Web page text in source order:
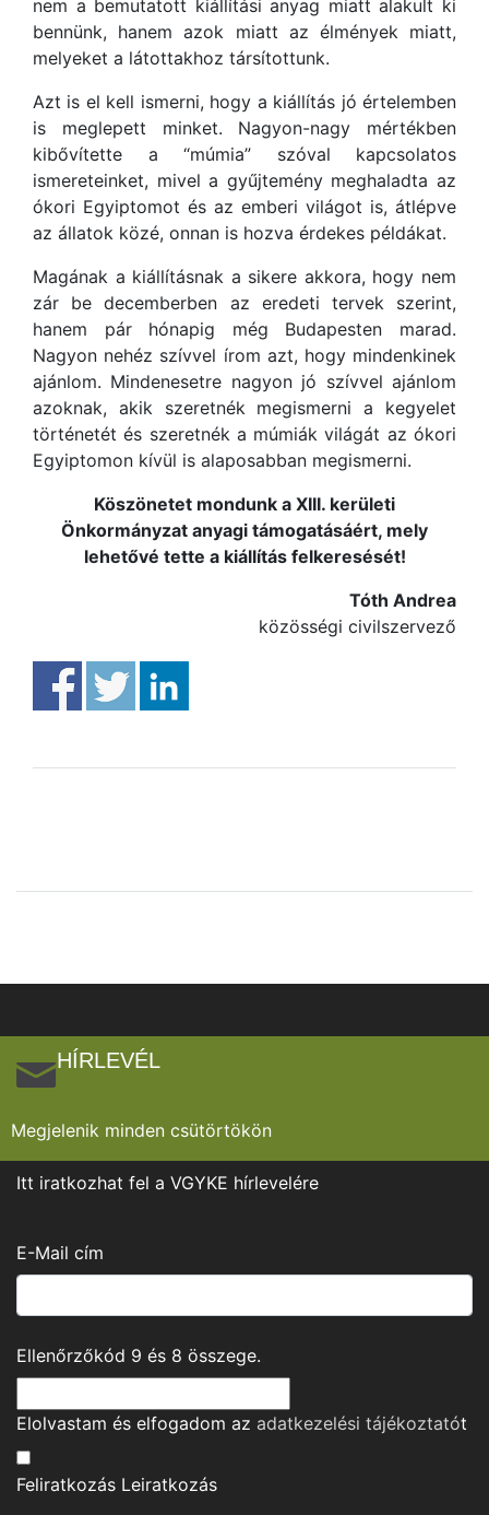
nem a bemutatott kiállítási anyag miatt alakult ki
bennünk, hanem azok miatt az élmények miatt,
melyeket a látottakhoz társítottunk.
Azt is el kell ismerni, hogy a kiállítás jó értelemben
is meglepett minket. Nagyon-nagy mértékben
kibővítette a “múmia” szóval kapcsolatos
ismereteinket, mivel a gyűjtemény meghaladta az
ókori Egyiptomot és az emberi világot is, átlépve
az állatok közé, onnan is hozva érdekes példákat.
Magának a kiállításnak a sikere akkora, hogy nem
zár be decemberben az eredeti tervek szerint,
hanem pár hónapig még Budapesten marad.
Nagyon nehéz szívvel írom azt, hogy mindenkinek
ajánlom. Mindenesetre nagyon jó szívvel ajánlom
azoknak, akik szeretnék megismerni a kegyelet
történetét és szeretnék a múmiák világát az ókori
Egyiptomon kívül is alaposabban megismerni.
Köszönetet mondunk a XIII. kerületi
Önkormányzat anyagi támogatásáért, mely
lehetővé tette a kiállítás felkeresését!
Tóth Andrea
közösségi civilszervező
HÍRLEVÉL
Megjelenik minden csütörtökön
Itt iratkozhat fel a VGYKE hírlevelére
E-Mail cím
Ellenőrzőkód 9 és 8 összege.
Elolvastam és elfogadom az adatkezelési tájékoztatót
Feliratkozás Leiratkozás